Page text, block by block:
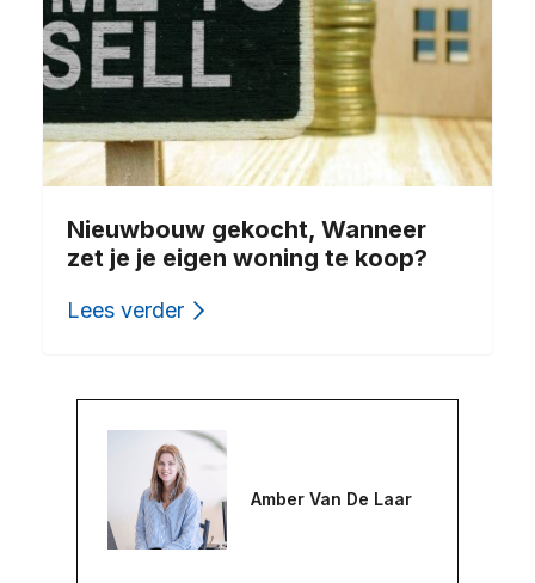
Nieuwbouw gekocht, Wanneer
zet je je eigen woning te koop?
Lees verder
Amber Van De Laar